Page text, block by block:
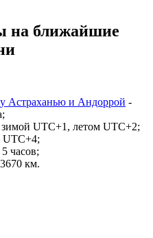
на ближайшие
Астраханью и Андоррой -
UTC+1, летом UTC+2;
UTC+4;
часов;
км.